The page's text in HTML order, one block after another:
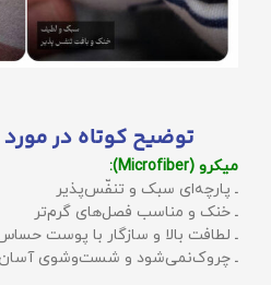
توضیح کوتاه در
میکرو (Microfiber):
ـ پارچه‌ای سبک و تنفّس‌پذیر
ـ خنک و مناسب فصل‌های گرم‌تر
ـ لطافت بالا و سازگار با پوست
ـ چروک‌نمی‌شود و شست‌وشوی آسان